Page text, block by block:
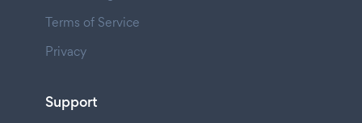
Terms of Service
Privacy
Support